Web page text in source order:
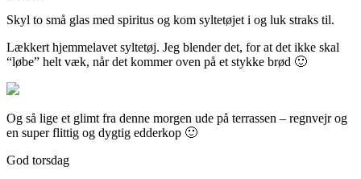
Skyl to små glas med spiritus og kom syltetøjet i og luk straks til.
Lækkert hjemmelavet syltetøj. Jeg blender det, for at det ikke skal
“løbe” helt væk, når det kommer oven på et stykke brød 🙂
Og så lige et glimt fra denne morgen ude på terrassen – regnvejr og
en super flittig og dygtig edderkop 🙂
God torsdag